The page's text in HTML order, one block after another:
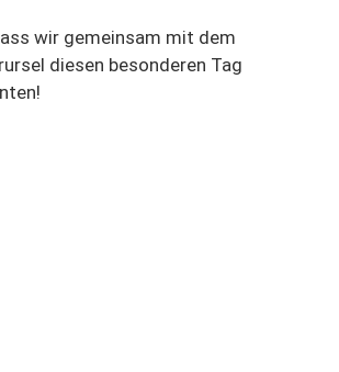
wir gemeinsam mit dem
diesen besonderen Tag